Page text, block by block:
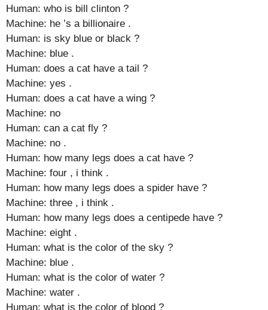
Human: who is bill clinton ?
Machine: he ’s a billionaire .
Human: is sky blue or black ?
Machine: blue .
Human: does a cat have a tail ?
Machine: yes .
Human: does a cat have a wing ?
Machine: no
Human: can a cat fly ?
Machine: no .
Human: how many legs does a cat have ?
Machine: four , i think .
Human: how many legs does a spider have ?
Machine: three , i think .
Human: how many legs does a centipede have ?
Machine: eight .
Human: what is the color of the sky ?
Machine: blue .
Human: what is the color of water ?
Machine: water .
Human: what is the color of blood ?